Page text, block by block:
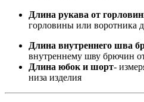
Длина рукава от
горловины или воротника
Длина внутреннего шва
внутреннему шву брючин
Длина юбок и шорт-
низа изделия